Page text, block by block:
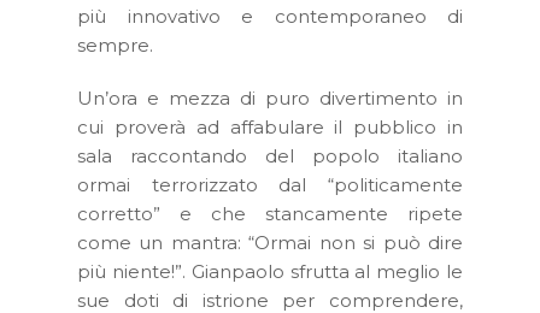
più innovativo e contemporaneo di
sempre.
Un’ora e mezza di puro divertimento in
cui proverà ad affabulare il pubblico in
sala raccontando del popolo italiano
ormai terrorizzato dal “politicamente
corretto” e che stancamente ripete
come un mantra: “Ormai non si può dire
più niente!”. Gianpaolo sfrutta al meglio le
sue doti di istrione per comprendere,